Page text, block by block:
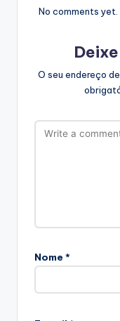
No comments
O seu endereço
Nome *